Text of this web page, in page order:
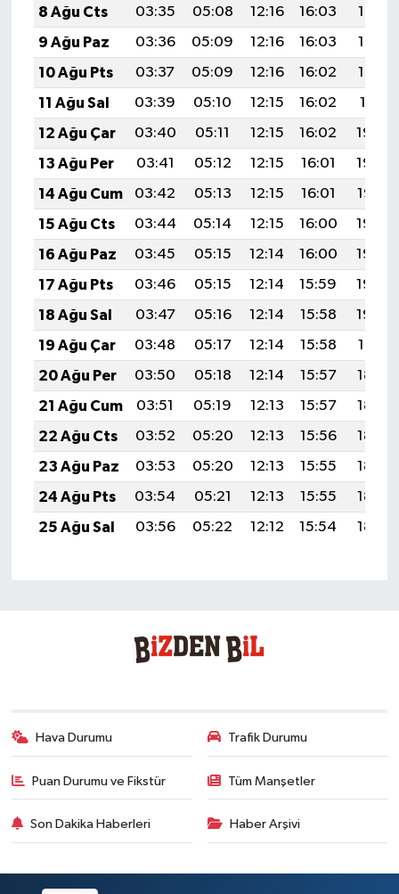
8 Ağu Cts
03:35 05:08 12:16 16:03
19:14
9 Ağu Paz
03:36 05:09 12:16 16:03
19:13
10 Ağu Pts
03:37 05:09 12:16 16:02
19:12
11 Ağu Sal
03:39 05:10 12:15 16:02
19:11
12 Ağu Çar
03:40 05:11 12:15 16:02
19:09
13 Ağu Per
03:41 05:12 12:15 16:01
19:08
14 Ağu Cum
03:42 05:13 12:15 16:01
19:07
15 Ağu Cts
03:44 05:14 12:15 16:00
19:06
16 Ağu Paz
03:45 05:15 12:14 16:00
19:04
17 Ağu Pts
03:46 05:15 12:14 15:59
19:03
18 Ağu Sal
03:47 05:16 12:14 15:58
19:02
19 Ağu Çar
03:48 05:17 12:14 15:58
19:01
20 Ağu Per
03:50 05:18 12:14 15:57
18:59
21 Ağu Cum
03:51 05:19 12:13 15:57
18:58
22 Ağu Cts
03:52 05:20 12:13 15:56
18:57
23 Ağu Paz
03:53 05:20 12:13 15:55
18:55
24 Ağu Pts
03:54 05:21 12:13 15:55
18:54
25 Ağu Sal
03:56 05:22 12:12 15:54 18:52
Hava Durumu Trafik Durumu
Puan Durumu ve Fikstür Tüm Manşetler
Son Dakika Haberleri Haber Arşivi